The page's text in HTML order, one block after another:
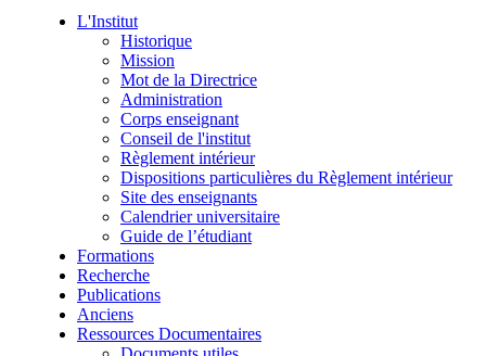
L'Institut
Historique
Mission
Mot de la Directrice
Administration
Corps enseignant
Conseil de l'institut
Règlement intérieur
Dispositions particulières du Règlement intérieur
Site des enseignants
Calendrier universitaire
Guide de l’étudiant
Formations
Recherche
Publications
Anciens
Ressources Documentaires